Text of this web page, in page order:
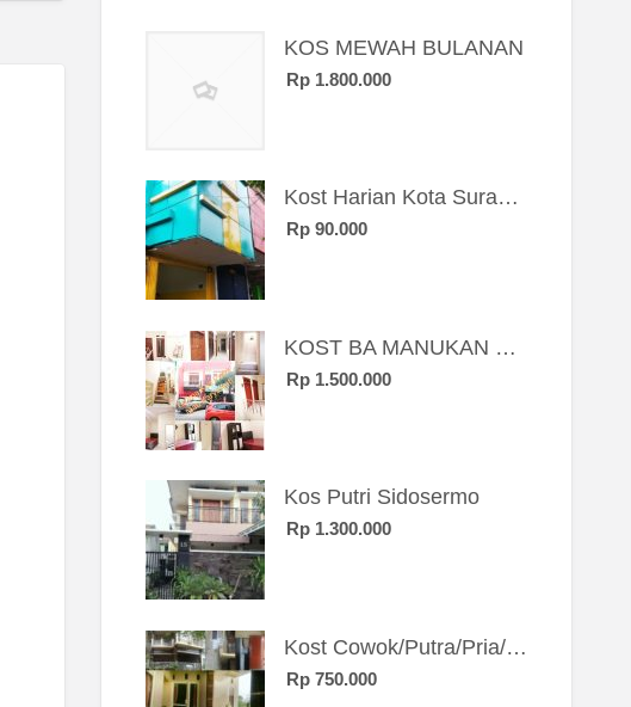
KOS MEWAH BULANAN
Rp 1.800.000
Kost Harian Kota Surabaya “Sierra Kost”
Rp 90.000
KOST BA MANUKAN SBY BRT
Rp 1.500.000
Kos Putri Sidosermo
Rp 1.300.000
Kost Cowok/Putra/Pria/Mahasiswa/Karyawan SIngle eksklusif bangunan baru
Rp 750.000